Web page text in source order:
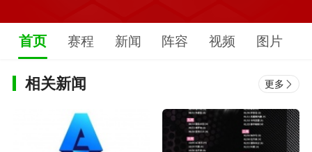
首页 赛程 新闻 阵容 视频 图片
相关新闻 更多